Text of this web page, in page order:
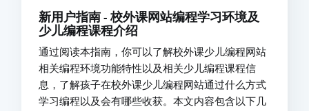
新用户指南 - 校外课网站编程学习环境及
少儿编程课程介绍
通过阅读本指南，你可以了解校外课少儿编程网站
相关编程环境功能特性以及相关少儿编程课程信
息，了解孩子在校外课少儿编程网站通过什么方式
学习编程以及会有哪些收获。本文内容包含以下几